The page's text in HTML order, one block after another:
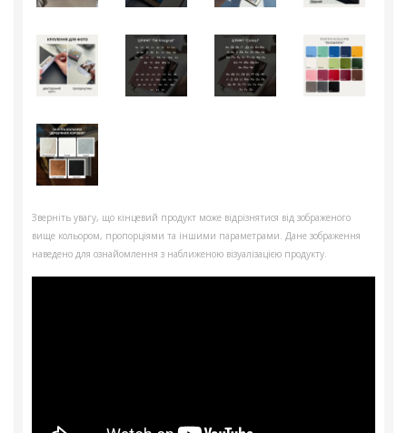
Зверніть увагу, що кінцевий продукт може відрізнятися від зображеного
вище кольором, пропорціями та іншими параметрами. Дане зображення
наведено для ознайомлення з наближеною візуалізацією продукту.